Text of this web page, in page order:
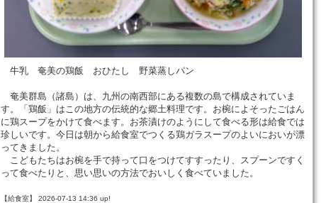
牛乳 奄美の鶏飯 おひたし 野菜蒸しパン
奄美群島（諸島）は、九州の南西部にある複数の島で構成されていま
す。「鶏飯」はこの地方の伝統的な郷土料理です。お椀によそったごはん
に鶏スープをかけて食べます。お茶漬けのようにして食べる形は給食では
珍しいです。今日は朝から給食室でつくる鶏ガラスープのよいにおいが漂
ってきました。
こどもたちはお椀を手で持って口をつけてすすったり、スプーンですく
って食べたりと、思い思いの方法でおいしく食べていました。
【給食室】 2026-07-13 14:36 up!